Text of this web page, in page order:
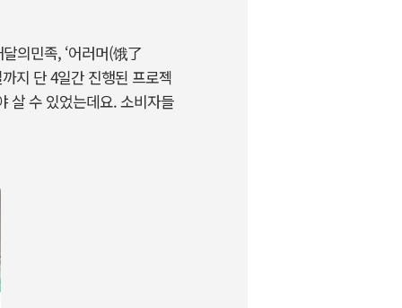
의민족, ‘어러머(饿了
지 단 4일간 진행된 프로젝
살 수 있었는데요. 소비자들